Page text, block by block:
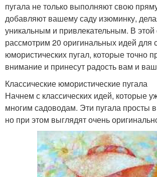
пугала не только выполняют свою
добавляют вашему саду изюминку,
уникальным и привлекательным. В этой
рассмотрим 20 оригинальных идей для
юмористических пугал, которые точно
внимание и принесут радость вам и
Классические юмористические пугала
Начнем с классических идей, которые
многим садоводам. Эти пугала просты
но при этом выглядят очень